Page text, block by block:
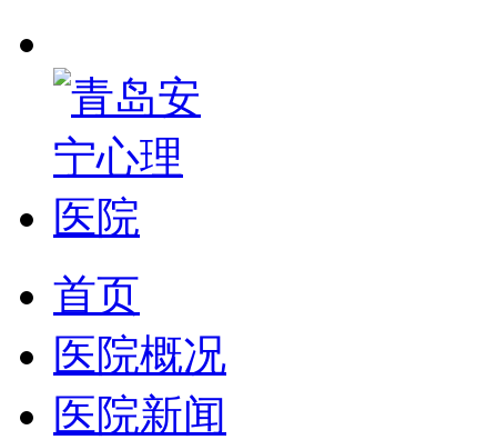
首页
医院概况
医院新闻